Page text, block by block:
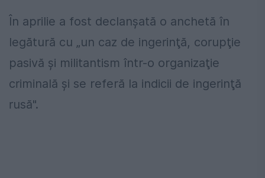
În aprilie a fost declanșată o anchetă în
legătură cu „un caz de ingerinţă, corupţie
pasivă şi militantism într-o organizaţie
criminală şi se referă la indicii de ingerinţă
rusă".